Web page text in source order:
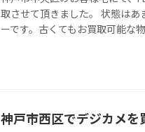
取させて頂きました。 状態はあ
ーです。古くてもお買取可能な物
神戸市西区でデジカメを